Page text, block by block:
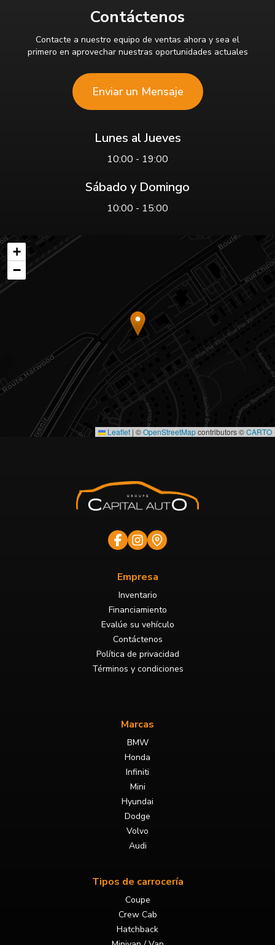
Contáctenos
Contacte a nuestro equipo de ventas ahora y sea el
primero en aprovechar nuestras oportunidades actuales
Enviar un Mensaje
Lunes al Jueves
10:00 - 19:00
Sábado y Domingo
10:00 - 15:00
+
−
Leaflet | ©OpenStreetMapcontributors ©CARTO
Empresa
Inventario
Financiamiento
Evalúe su vehículo
Contáctenos
Política de privacidad
Términos y condiciones
Marcas
BMW
Honda
Infiniti
Mini
Hyundai
Dodge
Volvo
Audi
Tipos de carrocería
Coupe
Crew Cab
Hatchback